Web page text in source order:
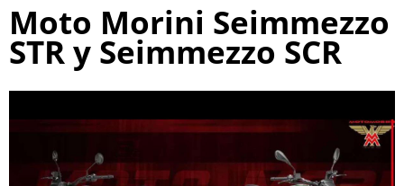
Moto Morini Seimmezzo
STR y Seimmezzo SCR